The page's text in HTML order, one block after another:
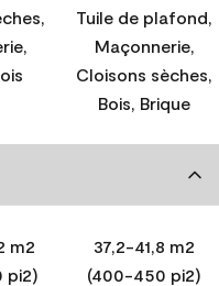
Tuile de plafond,
Maçonnerie,
Cloisons sèches,
Bois, Brique
m2
pi2)
37,2-41,8 m2
(400-450 pi2)